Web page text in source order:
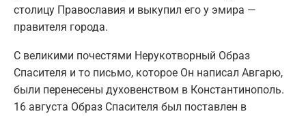
столицу Православия и выкупил его у эмира —
правителя города.
С великими почестями Нерукотворный Образ
Спасителя и то письмо, которое Он написал Авгарю,
были перенесены духовенством в Константинополь.
16 августа Образ Спасителя был поставлен в